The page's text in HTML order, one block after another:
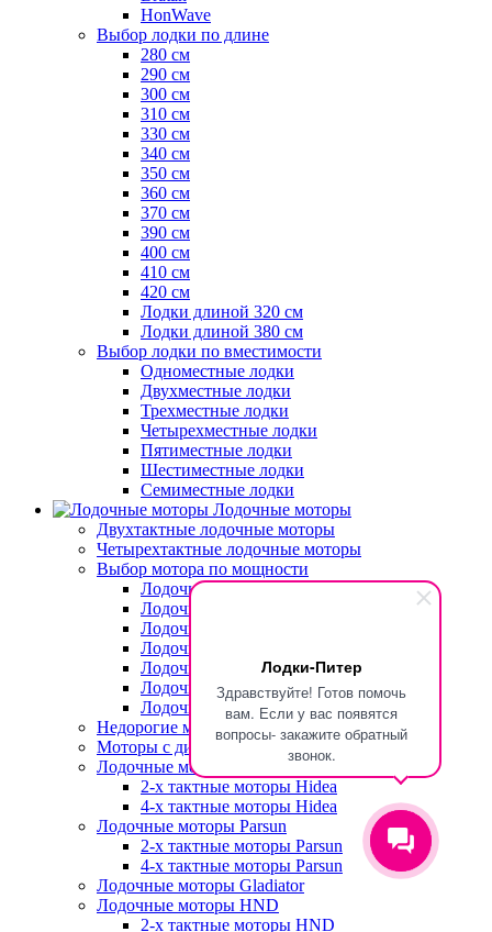
Лодки-Питер
Здравствуйте! Готов помочь
вам. Если у вас появятся
вопросы- закажите обратный
звонок.
HonWave
Выбор лодки по длине
280 см
290 см
300 см
310 см
330 см
340 см
350 см
360 см
370 см
390 см
400 см
410 см
420 см
Лодки длиной 320 см
Лодки длиной 380 см
Выбор лодки по вместимости
Одноместные лодки
Двухместные лодки
Трехместные лодки
Четырехместные лодки
Пятиместные лодки
Шестиместные лодки
Семиместные лодки
Лодочные моторы
Двухтактные лодочные моторы
Четырехтактные лодочные моторы
Выбор мотора по мощности
Лодочные моторы 9.9 л.с.
Лодочные моторы 9.8 л.с.
Лодочные моторы 6 л.с.
Лодочные моторы 5 л.с.
Лодочные моторы 4 л.с.
Лодочные моторы 3-3,5 л.с.
Лодочные моторы 2-2,5 л.с.
Недорогие моторы
Моторы с дистанционным управлением
Лодочные моторы Hidea
2-х тактные моторы Hidea
4-х тактные моторы Hidea
Лодочные моторы Parsun
2-х тактные моторы Parsun
4-х тактные моторы Parsun
Лодочные моторы Gladiator
Лодочные моторы HND
2-х тактные моторы HND